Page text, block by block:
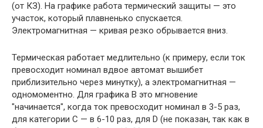
(от КЗ). На графике работа термический защиты — это
участок, который плавненько спускается.
Электромагнитная — кривая резко обрывается вниз.
Термическая работает медлительно (к примеру, если ток
превосходит номинал вдвое автомат вышибет
приблизительно через минутку), а электромагнитная —
одномоментно. Для графика В это мгновение
"начинается", когда ток превосходит номинал в 3-5 раз,
для категории С — в 6-10 раз, для D (не показан, так как в